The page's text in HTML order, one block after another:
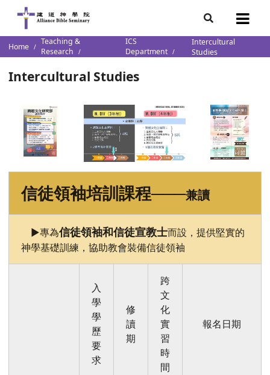
of Theology
Chinese Culture Research
Resources
Home
Teaching &
Research
ICS
Department
Intercultural
Studies
Intercultural Studies
信徒領袖培訓課程───兼讀
►專為信徒領袖和信徒宣教士而設，提供堅實的
神學基礎訓練，協助教會裝備信徒領袖
入
學
學
歷
要
求
修
讀
期
跨
文
化
實
習
時
間
報名日期